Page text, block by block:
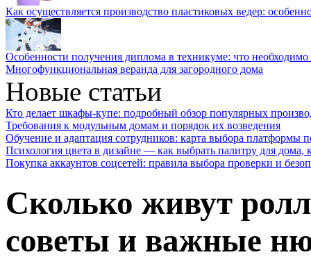
Как осуществляется производство пластиковых ведер:
Особенности получения диплома в техникуме: что необходимо
Многофункциональная веранда для загородного дома
Новые статьи
Кто делает шкафы-купе: подробный обзор популярных
Требования к модульным домам и порядок их возведения
Обучение и адаптация сотрудников: карта выбора платформы
Психология цвета в дизайне — как выбрать палитру для дома,
Покупка аккаунтов соцсетей: правила выбора проверки и
Сколько живут
советы и важные